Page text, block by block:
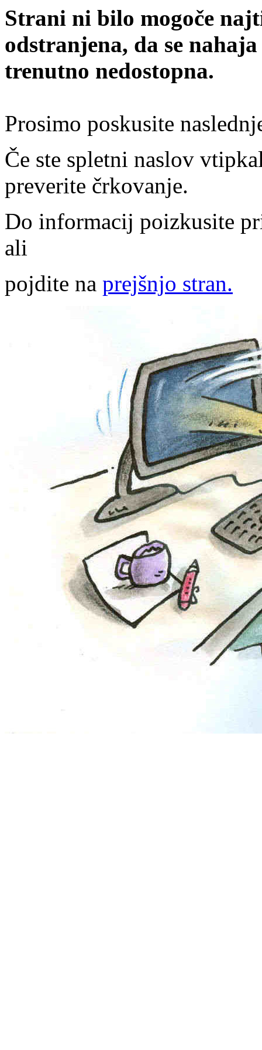
Strani ni bilo mogoče
odstranjena, da se
trenutno nedostopna.
Prosimo poskusite
Če ste spletni naslov
preverite črkovanje.
Do informacij poizkusite
ali
pojdite na prejšnjo stran.